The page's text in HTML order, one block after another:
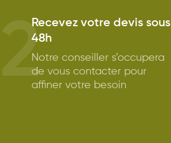
2
Recevez votre devis sous
48h
Notre conseiller s’occupera
de vous contacter pour
affiner votre besoin